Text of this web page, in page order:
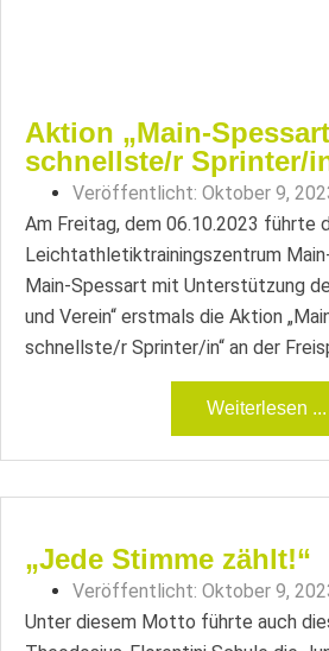
Aktion „Main-
schnellste/r Sprinter/
Veröffentlicht: Oktober 9,
Am Freitag, dem 06.10.2023 führte
Leichtathletiktrainingszentrum
Main-Spessart mit Unterstützung
und Verein“ erstmals die Aktion
schnellste/r Sprinter/in“ an der
Weiterlesen ...
„Jede Stimme zählt!“
Veröffentlicht: Oktober 9,
Unter diesem Motto führte auch